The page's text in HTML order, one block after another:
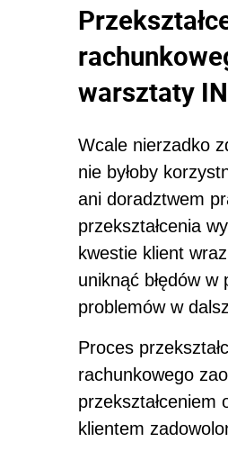
warsztaty
Wcale nierzadko
nie byłoby
ani doradztwem
przekształcenia
kwestie klient
uniknąć błędów
problemów w
Proces
rachunkowego
przekształceniem
klientem